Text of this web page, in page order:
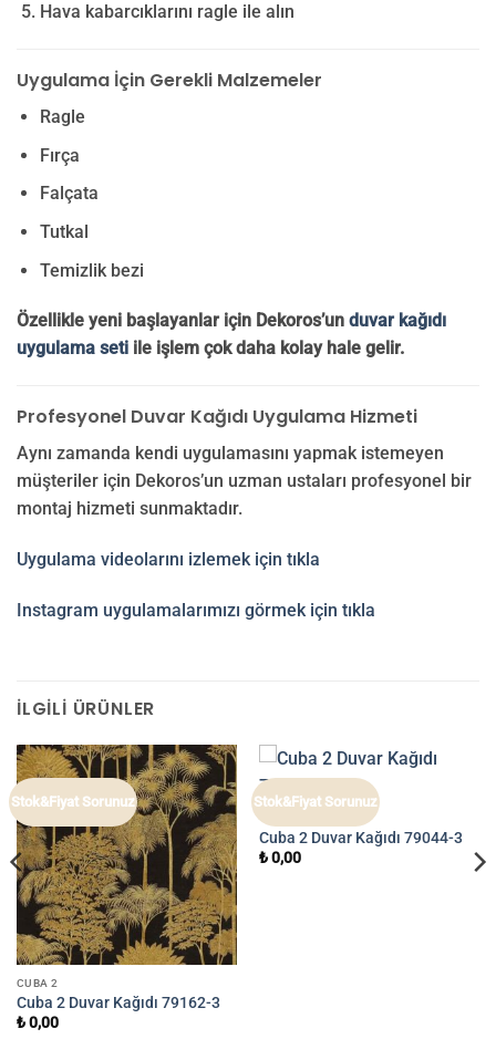
Hava kabarcıklarını ragle ile alın
Uygulama İçin Gerekli Malzemeler
Ragle
Fırça
Falçata
Tutkal
Temizlik bezi
Özellikle yeni başlayanlar için Dekoros’un duvar kağıdı
uygulama seti ile işlem çok daha kolay hale gelir.
Profesyonel Duvar Kağıdı Uygulama Hizmeti
Aynı zamanda kendi uygulamasını yapmak istemeyen
müşteriler için Dekoros’un uzman ustaları profesyonel bir
montaj hizmeti sunmaktadır.
Uygulama videolarını izlemek için tıkla
Instagram uygulamalarımızı görmek için tıkla
İLGILI ÜRÜNLER
Stok&Fiyat Sorunuz
CUBA 2
Cuba 2 Duvar Kağıdı 79162-3
₺0,00
Stok&Fiyat Sorunuz
Cuba 2 Duvar Kağıdı 79044-3
₺0,00